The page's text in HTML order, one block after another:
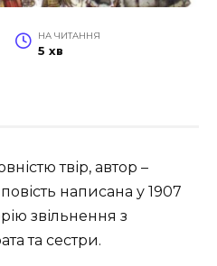
НА ЧИТАННЯ
5 хв
твір, автор –
написана у 1907
звільнення з
та сестри.